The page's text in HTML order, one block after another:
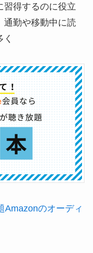
習得するのに役立
通勤や移動中に読
Amazonのオーディ